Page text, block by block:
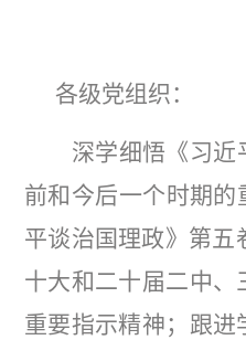
各级党组织：
深学细悟 《习
前和今后一个时期的
平谈治国理政》第五
十大和二十届二中、
重要指示精神； 跟进